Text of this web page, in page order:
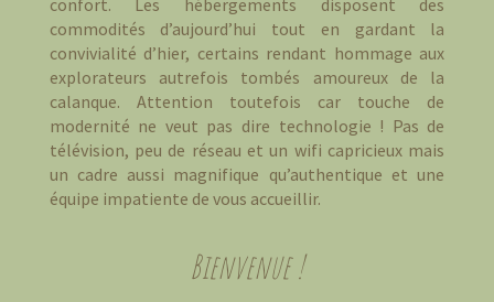
confort. Les hébergements disposent des
commodités d’aujourd’hui tout en gardant la
convivialité d’hier, certains rendant hommage aux
explorateurs autrefois tombés amoureux de la
calanque. Attention toutefois car touche de
modernité ne veut pas dire technologie ! Pas de
télévision, peu de réseau et un wifi capricieux mais
un cadre aussi magnifique qu’authentique et une
équipe impatiente de vous accueillir.
Bienvenue !